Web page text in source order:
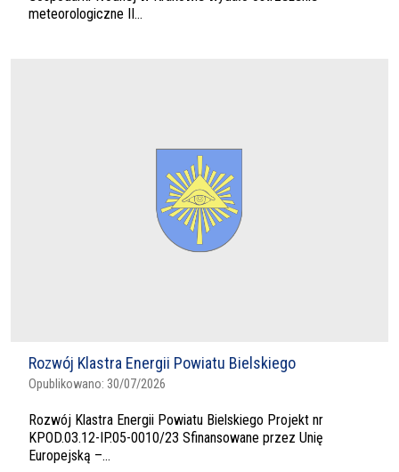
meteorologiczne II...
Rozwój Klastra Energii Powiatu Bielskiego
Opublikowano: 30/07/2026
Rozwój Klastra Energii Powiatu Bielskiego Projekt nr
KPOD.03.12-IP.05-0010/23 Sfinansowane przez Unię
Europejską –...